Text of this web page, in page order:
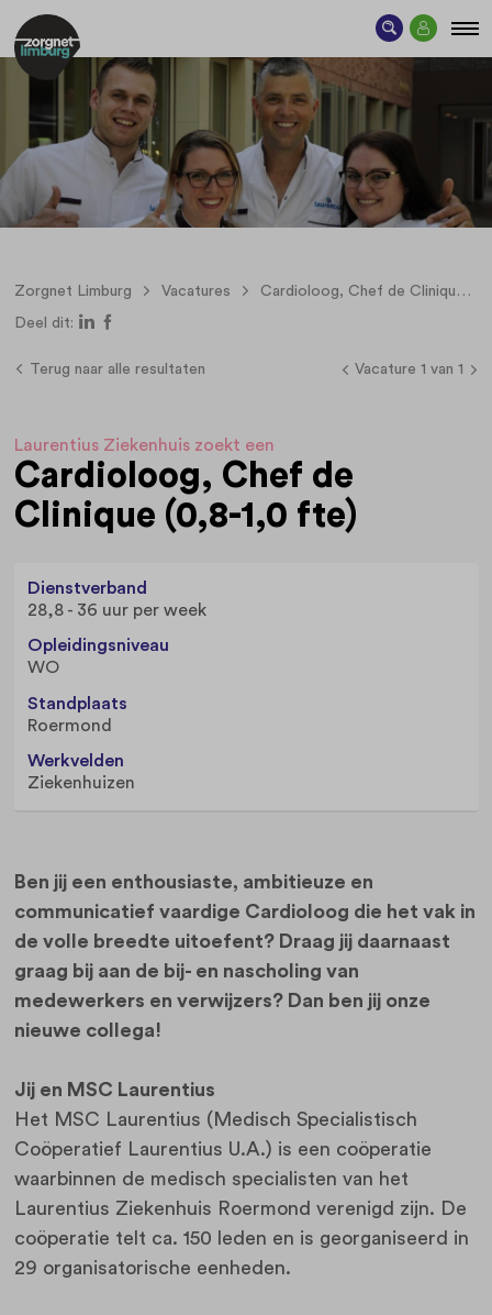
Zorgnet Limburg Vacatures Cardioloog, Chef de Clinique (0,8-1,0 fte)
Deel dit:
Terug naar alle resultaten Vacature 1 van 1
Laurentius Ziekenhuis zoekt een
Cardioloog, Chef de
Clinique (0,8-1,0 fte)
Dienstverband
28,8 - 36 uur per week
Opleidingsniveau
WO
Standplaats
Roermond
Werkvelden
Ziekenhuizen
Ben jij een enthousiaste, ambitieuze en
communicatief vaardige Cardioloog die het vak in
de volle breedte uitoefent? Draag jij daarnaast
graag bij aan de bij- en nascholing van
medewerkers en verwijzers? Dan ben jij onze
nieuwe collega!
Jij en MSC Laurentius
Het MSC Laurentius (Medisch Specialistisch
Coöperatief Laurentius U.A.) is een coöperatie
waarbinnen de medisch specialisten van het
Laurentius Ziekenhuis Roermond verenigd zijn. De
coöperatie telt ca. 150 leden en is georganiseerd in
29 organisatorische eenheden.